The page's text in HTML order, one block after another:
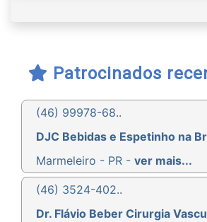
Patrocinados
(46) 99978-68..
DJC Bebidas e Espetinho na
Marmeleiro - PR - ver mais...
(46) 3524-402..
Dr. Flávio Beber Cirurgia